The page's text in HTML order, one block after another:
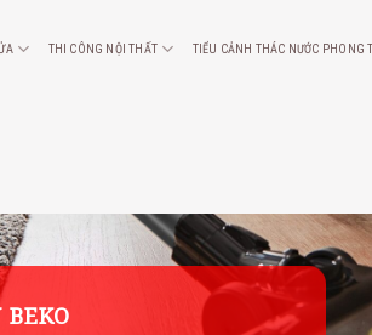
THI CÔNG NỘI THẤT TIỂU CẢNH THÁC NƯỚC PHONG